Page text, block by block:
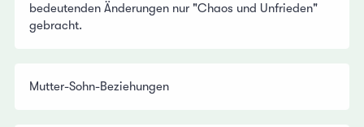
bedeutenden Änderungen nur "Chaos und Unfrieden"
gebracht.
Mutter-Sohn-Beziehungen